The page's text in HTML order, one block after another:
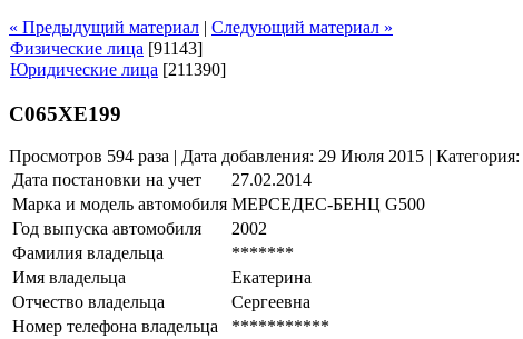
« Предыдущий материал | Следующий материал »
Физические лица [91143]
Юридические лица [211390]
С065ХЕ199
Просмотров 594 раза | Дата добавления: 29 Июля 2015 | Категория:
Дата постановки на учет
27.02.2014
Марка и модель автомобиля МЕРСЕДЕС-БЕНЦ G500
Год выпуска автомобиля
2002
Фамилия владельца
*******
Имя владельца
Екатерина
Отчество владельца
Сергеевна
Номер телефона владельца
***********